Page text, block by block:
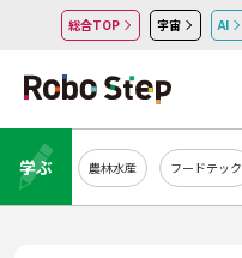
総合TOP 宇宙 AI
学ぶ 農林水産 フードテック